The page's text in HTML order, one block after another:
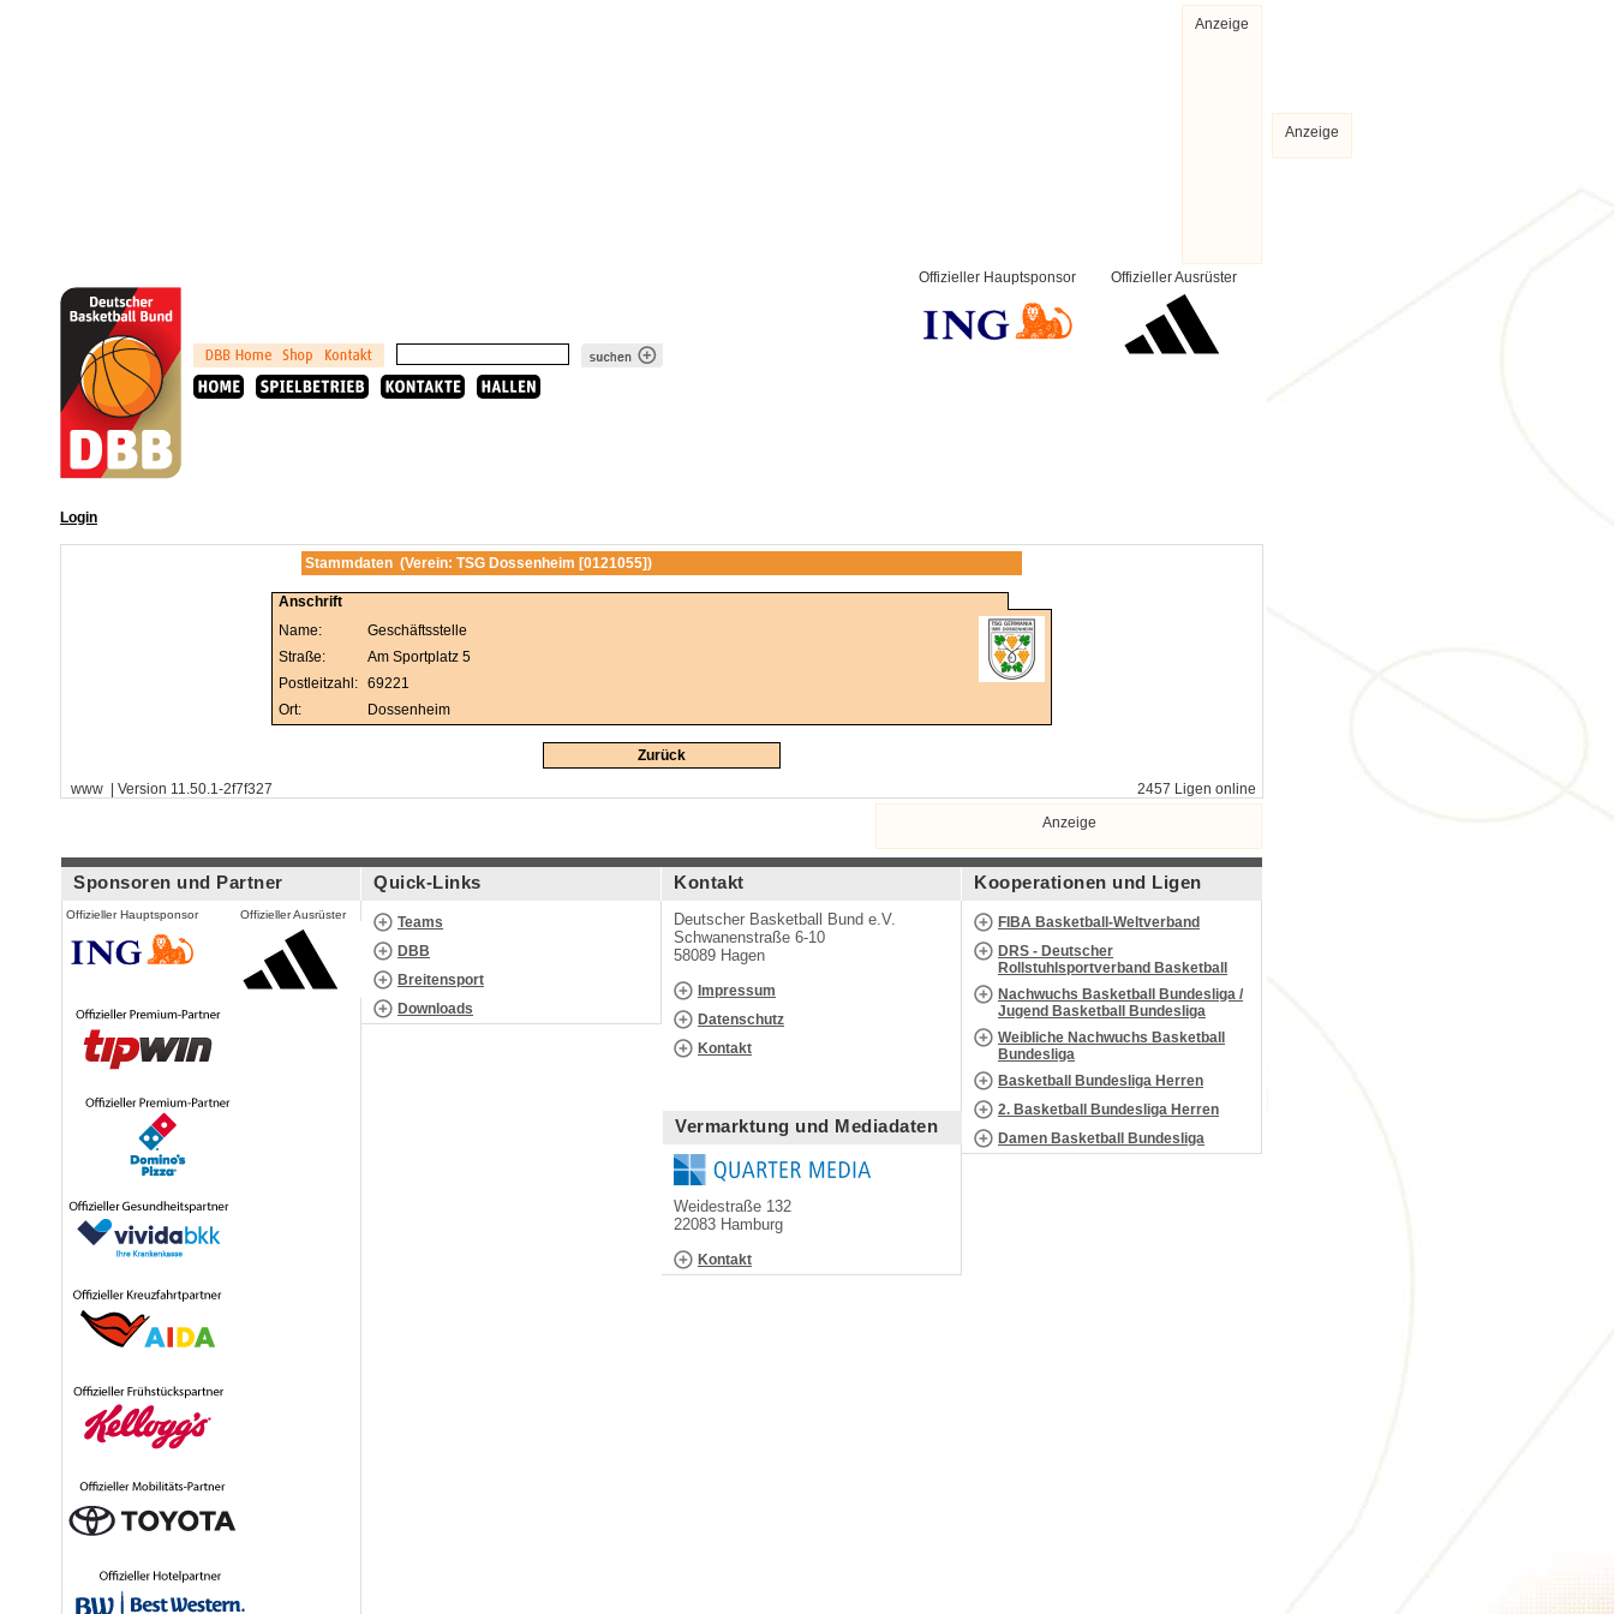
Anzeige
Offizieller Ausrüster
Offizieller Hauptsponsor
Login
Stammdaten (Verein: TSG Dossenheim [0121055])
Anschrift
Name:
Geschäftsstelle
Straße:
Am Sportplatz 5
Postleitzahl: 69221
Ort:
Dossenheim
Zurück
www | Version 11.50.1-2f7f327
2457 Ligen online
Anzeige
Sponsoren und Partner
Offizieller Hauptsponsor Offizieller Ausrüster
Quick-Links
Teams
DBB
Breitensport
Downloads
Kontakt
Deutscher Basketball Bund e.V.
Schwanenstraße 6-10
58089 Hagen
Impressum
Datenschutz
Kontakt
Vermarktung und Mediadaten
Weidestraße 132
22083 Hamburg
Kontakt
Kooperationen und Ligen
FIBA Basketball-Weltverband
DRS - Deutscher
Rollstuhlsportverband Basketball
Nachwuchs Basketball Bundesliga /
Jugend Basketball Bundesliga
Weibliche Nachwuchs Basketball
Bundesliga
Basketball Bundesliga Herren
2. Basketball Bundesliga Herren
Damen Basketball Bundesliga
Anzeige